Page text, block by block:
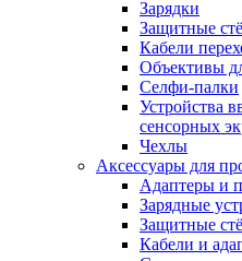
Зарядки
Защитные
Кабели
Объективы
Селфи-палки
Устройства
сенсорных
Чехлы
Аксессуары для
Адаптеры и
Зарядные
Защитные
Кабели и